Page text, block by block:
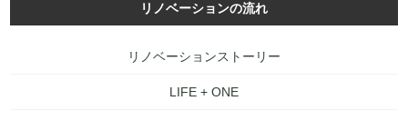
リノベーションの流れ
リノベーションストーリー
LIFE + ONE